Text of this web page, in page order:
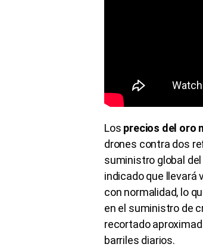
Los precios del oro
drones contra dos
suministro global
indicado que llevará
con normalidad, lo
en el suministro de
recortado
barriles diarios.